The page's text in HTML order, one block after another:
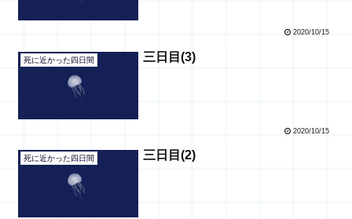
2020/10/15
死に近かった四日間 三日目(3)
2020/10/15
死に近かった四日間 三日目(2)